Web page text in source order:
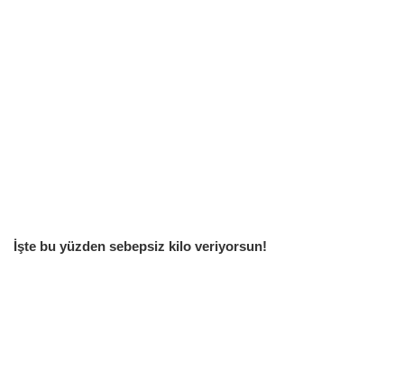
İşte bu yüzden sebepsiz kilo veriyorsun!